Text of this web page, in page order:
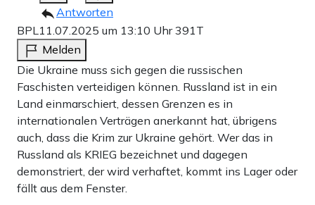
Antworten
BPL11.07.2025 um 13:10 Uhr391T
Melden
Die Ukraine muss sich gegen die russischen
Faschisten verteidigen können. Russland ist in ein
Land einmarschiert, dessen Grenzen es in
internationalen Verträgen anerkannt hat, übrigens
auch, dass die Krim zur Ukraine gehört. Wer das in
Russland als KRIEG bezeichnet und dagegen
demonstriert, der wird verhaftet, kommt ins Lager oder
fällt aus dem Fenster.